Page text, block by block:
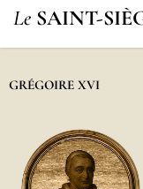
Le SAINT-
GRÉGOIRE XVI